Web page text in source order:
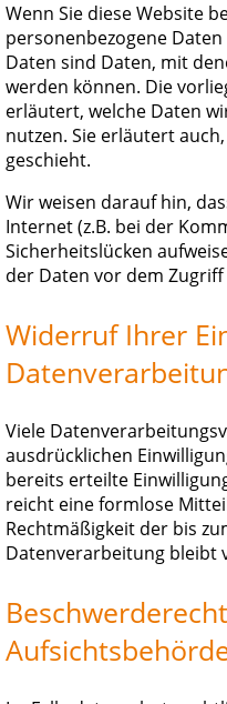
Wenn Sie diese Website
personenbezogene
Daten sind Daten, mit
werden können. Die
erläutert, welche Daten
nutzen. Sie erläutert
geschieht.
Wir weisen darauf hin,
Internet (z.B. bei der
Sicherheitslücken
der Daten vor dem
Widerruf Ihrer
Viele
ausdrücklichen
bereits erteilte
reicht eine formlose
Rechtmäßigkeit der bis
Datenverarbeitung bleibt